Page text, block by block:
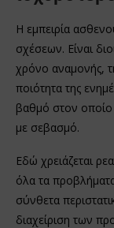
Η εμπειρία
σχέσεων. Είναι
χρόνο αναμονής,
ποιότητα της
βαθμό στον οποίο
με σεβασμό.
Εδώ χρειάζεται
όλα τα
σύνθετα
διαχείριση των